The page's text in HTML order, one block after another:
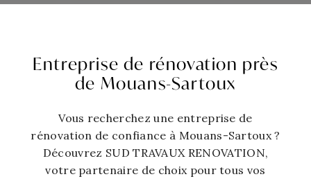
Entreprise de rénovation près
de Mouans-Sartoux
Vous recherchez une entreprise de
rénovation de confiance à Mouans-Sartoux ?
Découvrez SUD TRAVAUX RENOVATION,
votre partenaire de choix pour tous vos